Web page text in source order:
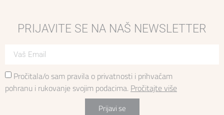
PRIJAVITE SE NA NAŠ NEWSLETTER
Pročitala/o sam pravila o privatnosti i prihvaćam
pohranu i rukovanje svojim podacima. Pročitajte više
Prijavi se